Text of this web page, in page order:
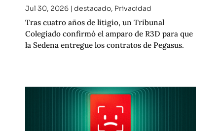
Jul 30, 2026| destacado, Privacidad
Tras cuatro años de litigio, un Tribunal
Colegiado confirmó el amparo de R3D para que
la Sedena entregue los contratos de Pegasus.